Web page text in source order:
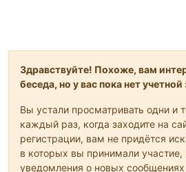
Здравствуйте! Похоже, вам
беседа, но у вас пока нет учетной
Вы устали просматривать одни и
каждый раз, когда заходите на
регистрации, вам не придётся
в которых вы принимали участие,
уведомления о новых сообщениях